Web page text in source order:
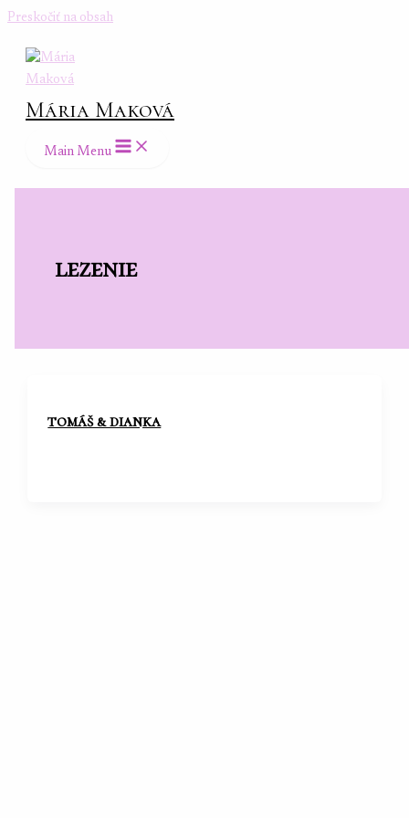
Preskočiť na obsah
Mária Maková
Main Menu
lezenie
tomáš & dianka